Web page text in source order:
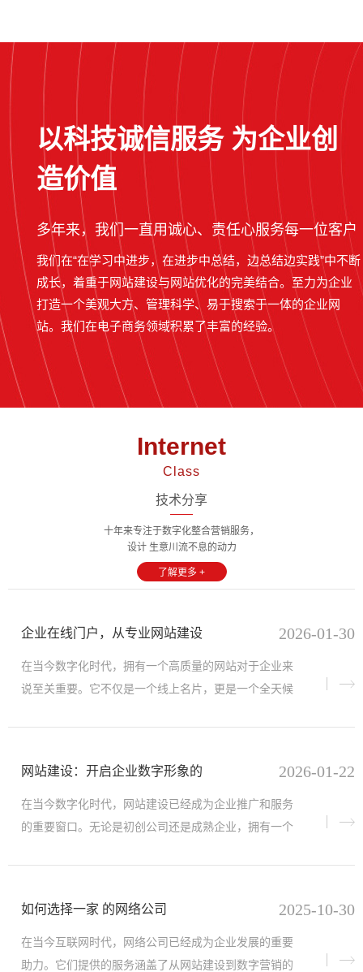
以科技诚信服务 为企业创
造价值
多年来，我们一直用诚心、责任心服务每一位客户
我们在“在学习中进步，在进步中总结，边总结边实践”中不断
成长，着重于网站建设与网站优化的完美结合。至力为企业
打造一个美观大方、管理科学、易于搜索于一体的企业网
站。我们在电子商务领域积累了丰富的经验。
Internet
Class
技术分享
十年来专注于数字化整合营销服务，
设计 生意川流不息的动力
了解更多 +
企业在线门户，从专业网站建设 2026-01-30
在当今数字化时代，拥有一个高质量的网站对于企业来
说至关重要。它不仅是一个线上名片，更是一个全天候
网站建设：开启企业数字形象的 2026-01-22
在当今数字化时代，网站建设已经成为企业推广和服务
的重要窗口。无论是初创公司还是成熟企业，拥有一个
如何选择一家 的网络公司 2025-10-30
在当今互联网时代，网络公司已经成为企业发展的重要
助力。它们提供的服务涵盖了从网站建设到数字营销的